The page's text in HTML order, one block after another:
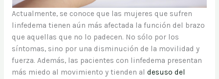
Actualmente, se conoce que las mujeres que sufren
linfedema tienen aún más afectada la función del brazo
que aquellas que no lo padecen. No sólo por los
síntomas, sino por una disminución de la movilidad y
fuerza. Además, las pacientes con linfedema presentan
más miedo al movimiento y tienden al desuso del